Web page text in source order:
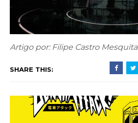
Artigo por: Filipe Castro Mesquita
SHARE THIS: